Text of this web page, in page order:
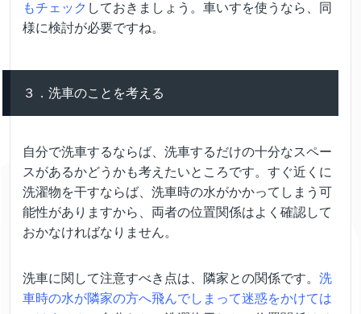
もチェック しておきましょう。車いすを使うなら、同
様に検討が必要ですね。
３．洗車のことを考える
自分で洗車するならば、洗車するだけの十分なスペー
スがあるかどうかも考えたいところです。すぐ近くに
洗濯物を干すならば、洗車時の水がかかってしまう可
能性がありますから、両者の位置関係はよく確認して
おかなければなりません。
洗車に関して注意すべき点は、隣家との関係です。 洗
車時の水が隣家の方へ飛んでしまって迷惑をかけては